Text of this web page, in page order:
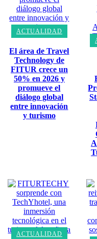
ACTUALIDAD
El área de Travel
Technology de
FITUR crece un
50% en 2026 y
promueve el
diálogo global
entre innovación
y turismo
ACTUALIDAD